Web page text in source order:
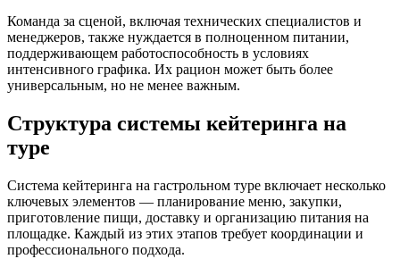
Команда за сценой, включая технических специалистов и
менеджеров, также нуждается в полноценном питании,
поддерживающем работоспособность в условиях
интенсивного графика. Их рацион может быть более
универсальным, но не менее важным.
Структура системы кейтеринга на
туре
Система кейтеринга на гастрольном туре включает несколько
ключевых элементов — планирование меню, закупки,
приготовление пищи, доставку и организацию питания на
площадке. Каждый из этих этапов требует координации и
профессионального подхода.